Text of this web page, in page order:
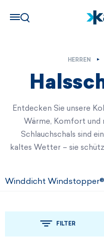
HERREN
Entdecken Sie unsere
Wärme, Komfort und
Schlauchschals sind
kaltes Wetter – sie
Winddicht Windstopper®
FILTER